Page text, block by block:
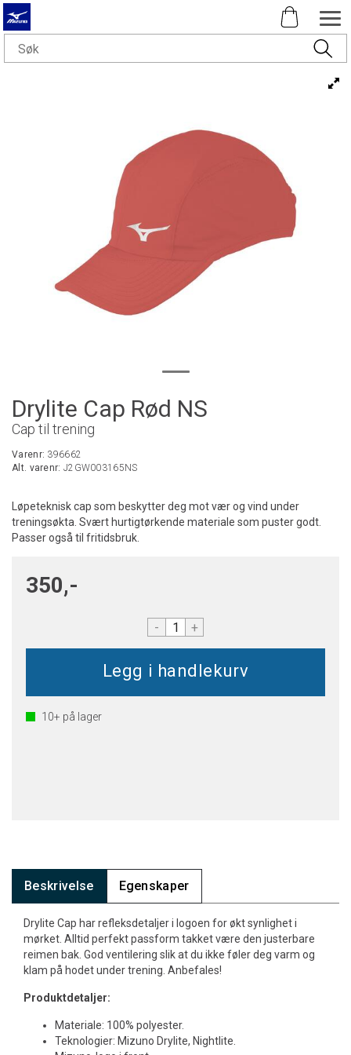
Drylite Cap Rød NS
Cap til trening
Varenr: 396662
Alt. varenr: J2GW003165NS
Løpeteknisk cap som beskytter deg mot vær og vind under
treningsøkta. Svært hurtigtørkende materiale som puster godt.
Passer også til fritidsbruk.
350,-
- +
10+ på lager
Beskrivelse Egenskaper
Drylite Cap har refleksdetaljer i logoen for økt synlighet i
mørket. Alltid perfekt passform takket være den justerbare
reimen bak. God ventilering slik at du ikke føler deg varm og
klam på hodet under trening. Anbefales!
Produktdetaljer:
Materiale: 100% polyester.
Teknologier: Mizuno Drylite, Nightlite.